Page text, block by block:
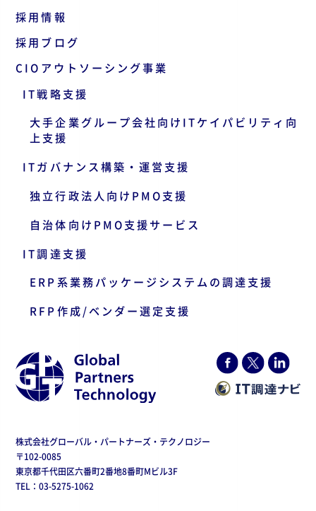
採用情報
採用ブログ
CIOアウトソーシング事業
IT戦略支援
大手企業グループ会社向けITケイパビリティ向
上支援
ITガバナンス構築・運営支援
独立行政法人向けPMO支援
自治体向けPMO支援サービス
IT調達支援
ERP系業務パッケージシステムの調達支援
RFP作成/ベンダー選定支援
株式会社グローバル・パートナーズ・テクノロジー
〒102-0085
東京都千代田区六番町2番地8番町Mビル3F
TEL：03-5275-1062